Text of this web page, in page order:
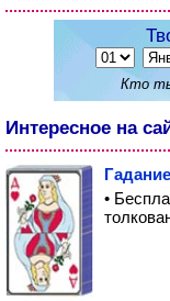
Кто
Интересное на
•